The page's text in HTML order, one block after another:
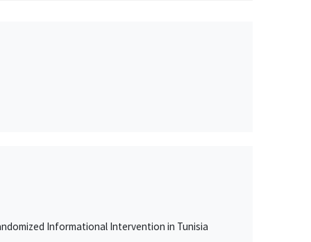
Informational Intervention in Tunisia